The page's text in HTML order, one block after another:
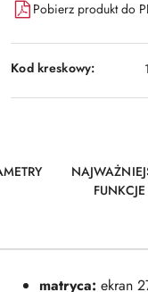
Pobierz produkt do
Kod kreskowy:
FUNKCJE
matryca: ekran